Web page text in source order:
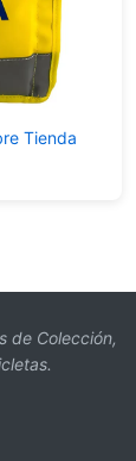
Tienda
de Colección,